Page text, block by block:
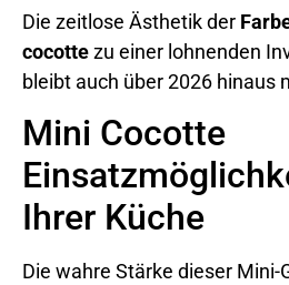
Die zeitlose Ästhetik der
cocottezu einer lohnenden
bleibt auch über 2026 hinaus
Mini Cocotte
Ihrer Küche
Die wahre Stärke dieser Mini-